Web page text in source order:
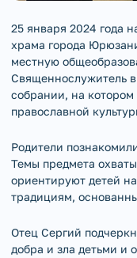
25 января 2024 года
храма города
местную
Священнослужитель
собрании, на
православной
Родители
Темы предмета
ориентируют детей
традициям,
Отец Сергий
добра и зла детьми и